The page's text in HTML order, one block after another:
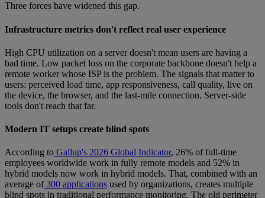
Three forces have widened this gap.
Infrastructure metrics don't reflect real user experience
High CPU utilization on a server doesn't mean users are having a
bad time. Low packet loss on the corporate backbone doesn't help a
remote worker whose ISP is the problem. The signals that matter to
users: perceived load time, app responsiveness, call quality, live on
the device, the browser, and the last-mile connection. Server-side
tools don't reach that far.
Modern IT setups create blind spots
According to Gallup's 2026 Global Indicator, 26% of full-time
employees worldwide work in fully remote models and 52% in
hybrid models now work in hybrid models. That, combined with an
average of300 applications used by organizations, creates multiple
blind spots in traditional performance monitoring. The old perimeter